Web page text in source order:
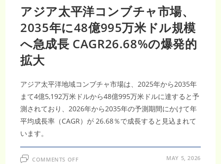
億
6,834
万
米
ド
到
達
アジア太平洋コンブチャ市場、
2035年に48億995万米ドル規模
へ急成長 CAGR26.68%の爆発的
拡大
アジア太平洋地域コンブチャ市場は、2025年から2035年
まて4億5,192万米ドルから48億995万米ドルに達すると予
測されており、2026年から2035年の予測期間にかけて年
平均成長率（CAGR）が 26.68％で成長すると見込まれて
います。
COMMENTS OFFON MAY 5, 2026